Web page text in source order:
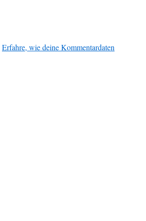
Erfahre, wie deine Kommentardaten